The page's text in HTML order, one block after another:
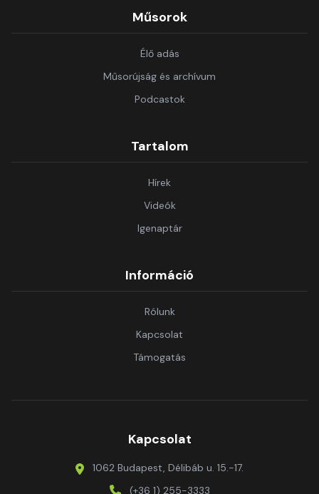
Műsorok
Élő adás
Műsorújság és archívum
Podcastok
Tartalom
Hírek
Videók
Igenaptár
Információ
Rólunk
Kapcsolat
Támogatás
Kapcsolat
1062 Budapest, Délibáb u. 15.-17.
(+36 1) 255-3333